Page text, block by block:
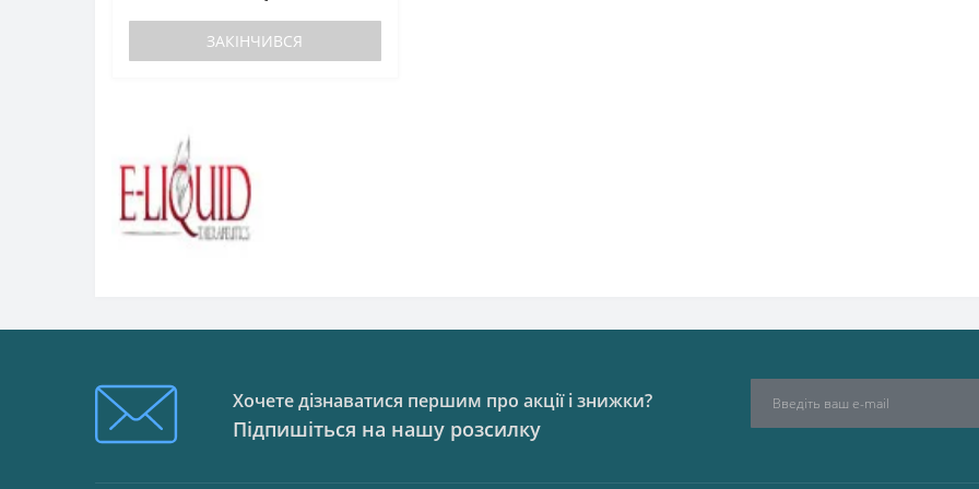
ЗАКІНЧИВСЯ
Хочете дізнаватися першим про акції і знижки?
Підпишіться на нашу розсилку